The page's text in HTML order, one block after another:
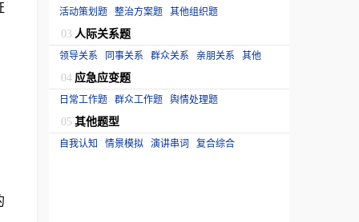
活动策划题 整治方案题 其他组织题
03 人际关系题
领导关系 同事关系 群众关系 亲朋关系 其他
04 应急应变题
日常工作题 群众工作题 舆情处理题
05 其他题型
自我认知 情景模拟 演讲串词 复合综合